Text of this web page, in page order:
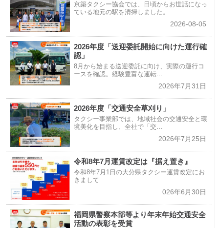
京築タクシー協会では、日頃からお世話になっ
ている地元の駅を清掃しました。
2026-08-05
2026年度「送迎委託開始に向けた運行確
認」
8月から始まる送迎委託に向け、実際の運行コ
ースを確認。経験豊富な運転…
2026年7月31日
2026年度「交通安全草刈り」
タクシー事業部では、地域社会の交通安全と環
境美化を目指し、全社で「交…
2026年7月25日
令和8年7月運賃改定は『据え置き』
令和8年7月1日の大分県タクシー運賃改定にお
きまして
026年6月30日
福岡県警察本部等より年末年始交通安全
活動の表彰を受賞